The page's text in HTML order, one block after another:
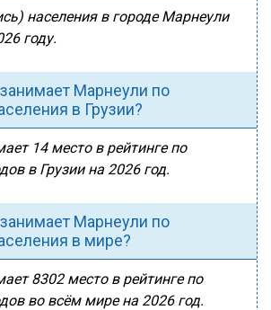
населения в городе Марнеули
году.
Марнеули по
в Грузии?
14 место в рейтинге по
в Грузии на 2026 год.
Марнеули по
в мире?
8302 место в рейтинге по
во всём мире на 2026 год.